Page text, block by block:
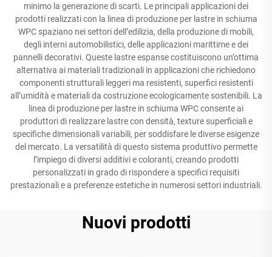
minimo la generazione di scarti. Le principali applicazioni dei
prodotti realizzati con la linea di produzione per lastre in schiuma
WPC spaziano nei settori dell’edilizia, della produzione di mobili,
degli interni automobilistici, delle applicazioni marittime e dei
pannelli decorativi. Queste lastre espanse costituiscono un’ottima
alternativa ai materiali tradizionali in applicazioni che richiedono
componenti strutturali leggeri ma resistenti, superfici resistenti
all’umidità e materiali da costruzione ecologicamente sostenibili. La
linea di produzione per lastre in schiuma WPC consente ai
produttori di realizzare lastre con densità, texture superficiali e
specifiche dimensionali variabili, per soddisfare le diverse esigenze
del mercato. La versatilità di questo sistema produttivo permette
l’impiego di diversi additivi e coloranti, creando prodotti
personalizzati in grado di rispondere a specifici requisiti
prestazionali e a preferenze estetiche in numerosi settori industriali.
Nuovi prodotti